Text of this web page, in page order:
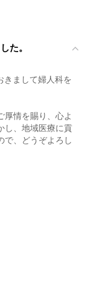
た。
きまして婦人科を
厚情を賜り、心よ
し、地域医療に貢
で、どうぞよろし